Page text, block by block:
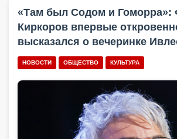
«Там был Содом и Гоморра»:
Киркоров впервые
высказался о вечеринке
НОВОСТИ ОБЩЕСТВО КУЛЬТУРА